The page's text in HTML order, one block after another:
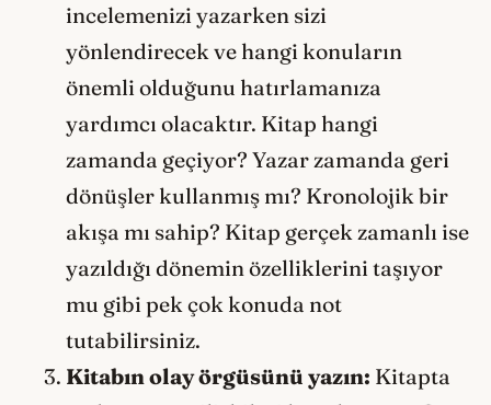
incelemenizi yazarken sizi
yönlendirecek ve hangi konuların
önemli olduğunu hatırlamanıza
yardımcı olacaktır. Kitap hangi
zamanda geçiyor? Yazar zamanda geri
dönüşler kullanmış mı? Kronolojik bir
akışa mı sahip? Kitap gerçek zamanlı ise
yazıldığı dönemin özelliklerini taşıyor
mu gibi pek çok konuda not
tutabilirsiniz.
Kitabın olay örgüsünü yazın: Kitapta